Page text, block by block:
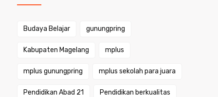
Budaya Belajar gunungpring
Kabupaten Magelang mplus
mplus gunungpring mplus sekolah para juara
Pendidikan Abad 21 Pendidikan berkualitas